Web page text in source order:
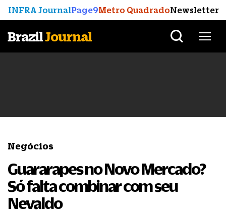
INFRA JournalPage9Metro QuadradoNewsletter
BrazilJournal
Negócios
Guararapes no Novo Mercado?
Só falta combinar com seu
Nevaldo